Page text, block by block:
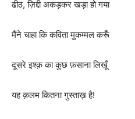
ढीठ, ज़िद्दी अकड़कर खड़ा हो गया
मैंने चाहा कि कविता मुकम्मल करूँ
दूसरे इश्क़ का कुछ फ़साना लिखूँ
यह क़लम कितना गुस्ताख़ है!